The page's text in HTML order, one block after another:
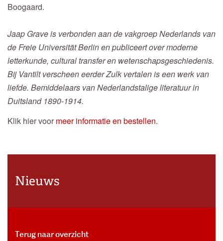
Boogaard.
Jaap Grave is verbonden aan de vakgroep Nederlands van
de Freie Universität Berlin en publiceert over moderne
letterkunde, cultural transfer en wetenschapsgeschiedenis.
Bij Vantilt verscheen eerder Zulk vertalen is een werk van
liefde. Bemiddelaars van Nederlandstalige literatuur in
Duitsland 1890-1914.
Klik hier voor meer informatie en bestellen.
Nieuws
Terug naar overzicht